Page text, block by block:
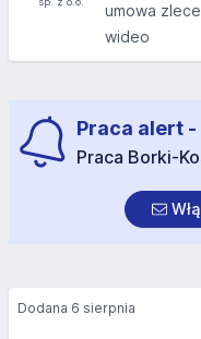
umowa
wideo
Praca alert
Praca Borki-
Dodana 6 sierpnia